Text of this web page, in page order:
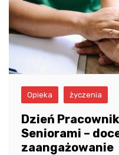
Opieka życzenia
Dzień
Seniorami –
zaangażowanie